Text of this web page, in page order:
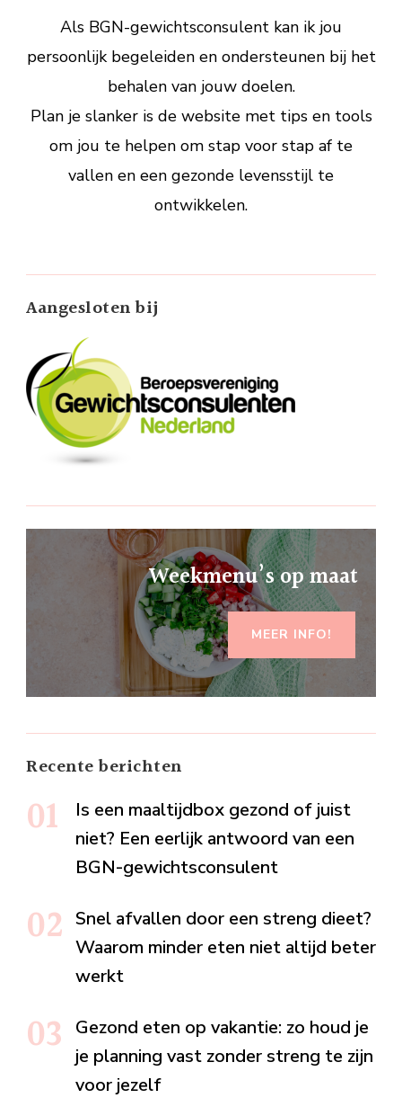
Als BGN-gewichtsconsulent kan ik jou
persoonlijk begeleiden en ondersteunen bij het
behalen van jouw doelen.
Plan je slanker is de website met tips en tools
om jou te helpen om stap voor stap af te
vallen en een gezonde levensstijl te
ontwikkelen.
Aangesloten bij
Weekmenu’s op maat
MEER INFO!
Recente berichten
Is een maaltijdbox gezond of juist
niet? Een eerlijk antwoord van een
BGN-gewichtsconsulent
Snel afvallen door een streng dieet?
Waarom minder eten niet altijd beter
werkt
Gezond eten op vakantie: zo houd je
je planning vast zonder streng te zijn
voor jezelf